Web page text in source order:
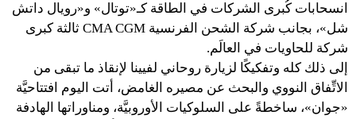
انسحابات كُبرى الشركات في الطاقة كـ«توتال» و«رويال داتش
شل»، بجانب شركة الشحن الفرنسية CMA CGM ثالثة كبرى
شركة للحاويات في العالَم.
إلى ذلك كله وتفكيكًا لزيارة روحاني لفيينا لإنقاذ ما تبقى من
الاتِّفاق النووي والبحث عن مصيره الغامض، أتت اليوم افتتاحيَّة
«جوان»، ساخطةً على السلوكيات الأوروبيَّة، ومناوراتها الهادفة